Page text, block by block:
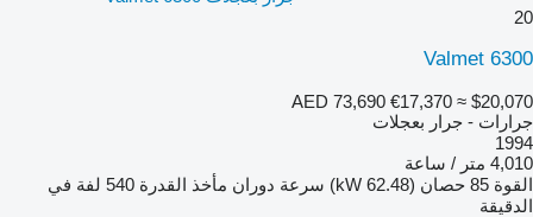
20
Valmet 6300
AED 73,690 €17,370 ≈ $20,070
جرارات - جرار بعجلات
1994
4,010 متر / ساعة
القوة 85 حصان (62.48 kW) سرعة دوران مأخذ القدرة
540 لفة في
الدقيقة